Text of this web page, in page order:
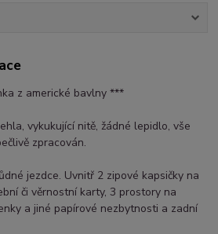
z americké bavlny ***
vykukující nitě, žádné lepidlo, vše
zpracován.
jezdce. Uvnitř 2 zipové kapsičky na
či věrnostní karty, 3 prostory na
a jiné papírové nezbytnosti a zadní